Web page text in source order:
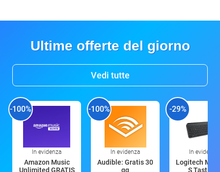
Ultime offerte del giorno
Vedi tutte
-100%
In evidenza
Amazon Music
Unlimited GRATIS
-100%
In evidenza
Audible: Gratis 30
gg
-29%
In evidenza
Logitech MX
S Tastiera